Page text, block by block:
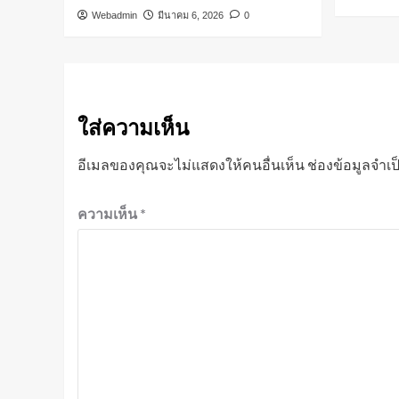
Webadmin มีนาคม 6, 2026 0
ใส่ความเห็น
อีเมลของคุณจะไม่แสดงให้คนอื่นเห็น ช่องข้อมูลจำเ
ความเห็น *